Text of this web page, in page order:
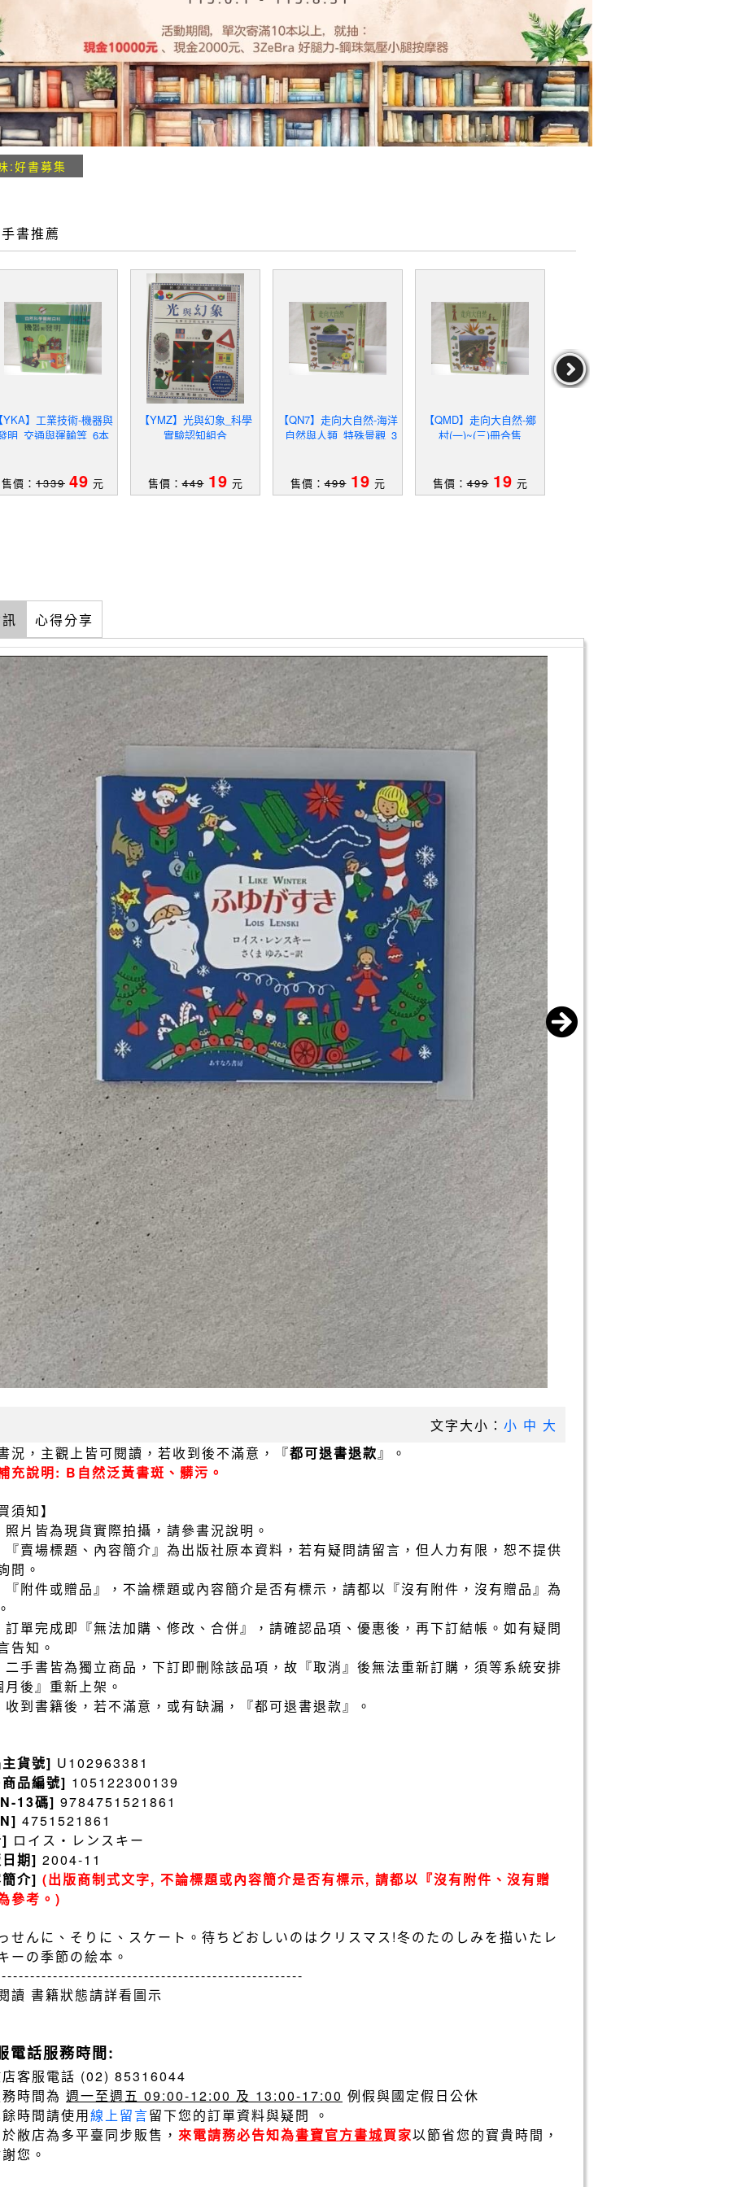
:好書募集
書推薦
YKA】工業技術-機器與
明_交通與運輸等_6本
售價： 1339 49 元
【YMZ】光與幻象_科學
實驗認知組合
售價：449 19 元
【QN7】走向大自然-海洋
_自然與人類_特殊景觀_3
售價：499 19 元
【QMD】走向大自然-鄉
村(一)~(三)冊合售
售價：499 19 元
心得分享
文字大小： 小 中 大
況，主觀上皆可閱讀，若收到後不滿意，『都可退書退款』。
充說明: B自然泛黃書斑、髒污。
須知】
照片皆為現貨實際拍攝，請參書況說明。
『賣場標題、內容簡介』為出版社原本資料，若有疑問請留言，但人力有限，恕不提供
問。
『附件或贈品』，不論標題或內容簡介是否有標示，請都以『沒有附件，沒有贈品』為
訂單完成即『無法加購、修改、合併』，請確認品項、優惠後，再下訂結帳。如有疑問
告知。
二手書皆為獨立商品，下訂即刪除該品項，故『取消』後無法重新訂購，須等系統安排
後』重新上架。
收到書籍後，若不滿意，或有缺漏，『都可退書退款』。
貨號] U102963381
品編號] 105122300139
13碼] 9784751521861
4751521861
ロイス・レンスキー
期] 2004-11
介] (出版商制式文字, 不論標題或內容簡介是否有標示, 請都以『沒有附件、沒有贈
參考。)
せんに、そりに、スケート。待ちどおしいのはクリスマス!冬のたのしみを描いたレ
ーの季節の絵本。
讀 書籍狀態請詳看圖示
電話服務時間:
客服電話 (02) 85316044
時間為 週一至週五 09:00-12:00 及 13:00-17:00 例假與國定假日公休
時間請使用線上留言留下您的訂單資料與疑問 。
敝店為多平臺同步販售， 來電請務必告知為書寶官方書城買家以節省您的寶貴時間，
您。